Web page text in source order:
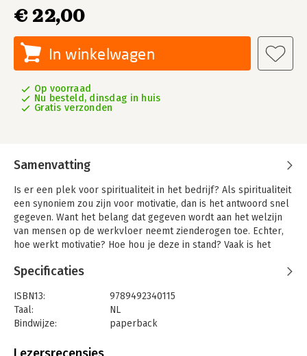
€ 22,00
In winkelwagen
Op voorraad
Nu besteld, dinsdag in huis
Gratis verzonden
Samenvatting
Is er een plek voor spiritualiteit in het bedrijf? Als spiritualiteit
een synoniem zou zijn voor motivatie, dan is het antwoord snel
gegeven. Want het belang dat gegeven wordt aan het welzijn
van mensen op de werkvloer neemt zienderogen toe. Echter,
hoe werkt motivatie? Hoe hou je deze in stand? Vaak is het
helemaal niet doeltreffend te zijn. Hoe komt dat? Het antwoord
wie ze werkelijk zijn, kunnen en mogen functioneren in lijn met
de eigenschappen van hun Ziel, dan is motivatie een
automatisch gevolg. Daarmee zijn de knoppen gekend om
Specificaties
ISBN13:
9789492340115
Taal:
NL
Bindwijze:
paperback
Uitgever: